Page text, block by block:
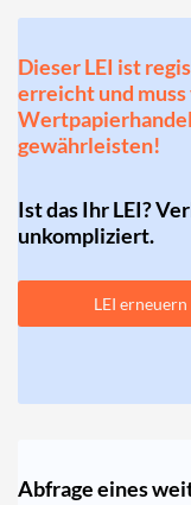
Dieser LEI ist
erreicht und
gewährleisten!
Ist das Ihr LEI?
unkompliziert.
LEI erneuern
Abfrage eines